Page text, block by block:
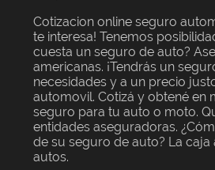
Cotizacion online seguro
te interesa! Tenemos
cuesta un seguro de auto?
americanas. ¡Tendrás un
necesidades y a un precio
automovil. Cotizá y obtené en
seguro para tu auto o moto.
entidades aseguradoras.
de su seguro de auto? La
autos.